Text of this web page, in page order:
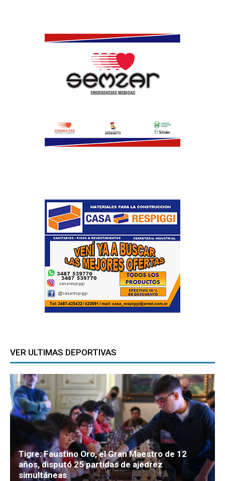
VER ULTIMAS DEPORTIVAS
Tigre: Faustino Oro, el Gran Maestro de 12
años, disputó 25 partidas de ajedrez
simultáneas